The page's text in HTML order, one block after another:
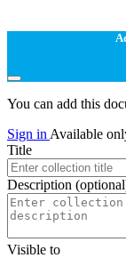
You can add this
Sign in Available
Title
Description
Visible to